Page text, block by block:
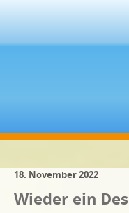
18. November 2022
Wieder ein